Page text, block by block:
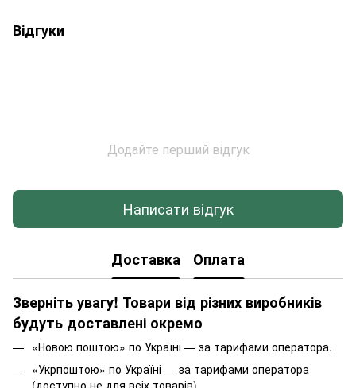
Відгуки
Додайте перший відгук
Написати відгук
Доставка Оплата
Зверніть увагу! Товари від різних виробників
будуть доставлені окремо
«Новою поштою» по Україні — за тарифами оператора.
«Укрпоштою» по Україні — за тарифами оператора